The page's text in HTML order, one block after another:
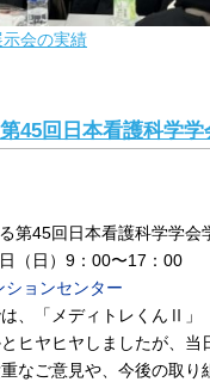
会の実績
45回日本看護科学
第45回日本看護科学学会
（日）9：00〜17：00
ョンセンター
、「メディトレくんⅡ
ヒヤヒヤしましたが、当
なご意見や、今後の取